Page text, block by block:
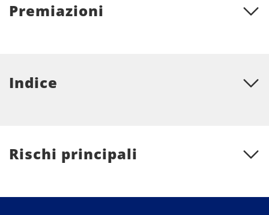
Premiazioni
Indice
Rischi principali